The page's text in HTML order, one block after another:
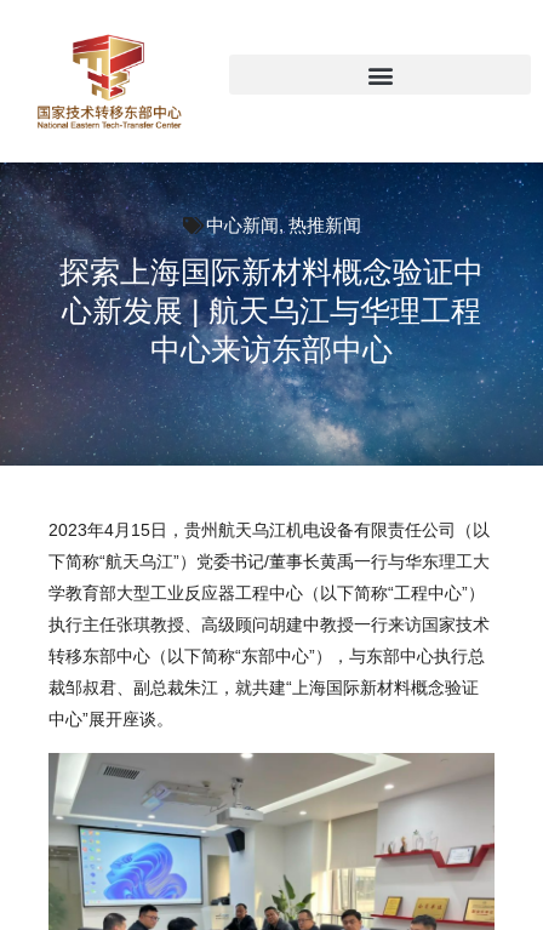
中心新闻,热推新闻
探索上海国际新材料概念验证中
心新发展 | 航天乌江与华理工程
中心来访东部中心
2023年4月15日，贵州航天乌江机电设备有限责任公司（以
下简称“航天乌江”）党委书记/董事长黄禹一行与华东理工大
学教育部大型工业反应器工程中心（以下简称“工程中心”）
执行主任张琪教授、高级顾问胡建中教授一行来访国家技术
转移东部中心（以下简称“东部中心”），与东部中心执行总
裁邹叔君、副总裁朱江，就共建“上海国际新材料概念验证
中心”展开座谈。